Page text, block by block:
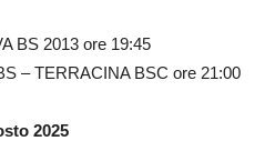
BS 2013 ore 19:45
– TERRACINA BSC ore 21:00
2025